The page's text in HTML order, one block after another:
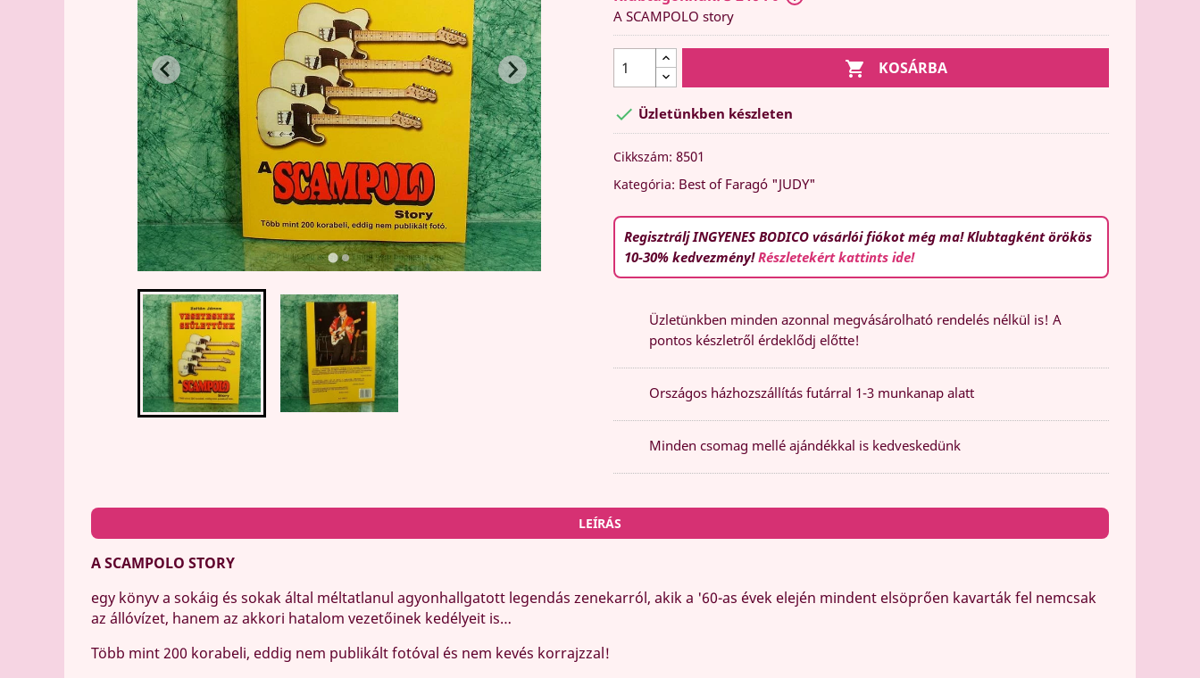
A SCAMPOLO story
 KOSÁRBA
 Üzletünkben készleten
Cikkszám: 8501
Kategória: Best of Faragó "JUDY"
Regisztrálj INGYENES BODICO vásárlói fiókot még ma! Klubtagként örökös
10-30% kedvezmény!Részletekért kattints ide!
Üzletünkben minden azonnal megvásárolható rendelés nélkül is! A
pontos készletről érdeklődj előtte!
Országos házhozszállítás futárral 1-3 munkanap alatt
Minden csomag mellé ajándékkal is kedveskedünk
LEÍRÁS
A SCAMPOLO STORY
egy könyv a sokáig és sokak által méltatlanul agyonhallgatott legendás zenekarról, akik a '60-as évek elején mindent elsöprően kavarták fel nemcsak
az állóvízet, hanem az akkori hatalom vezetőinek kedélyeit is…
Több mint 200 korabeli, eddig nem publikált fotóval és nem kevés korrajzzal!